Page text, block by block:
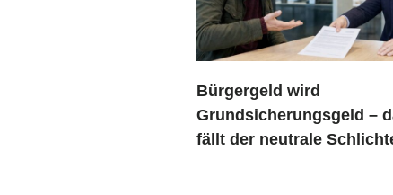
Bürgergeld wird
Grundsicherungsgeld –
fällt der neutrale